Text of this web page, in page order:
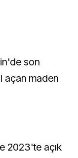
son
açan maden
2023'te açık